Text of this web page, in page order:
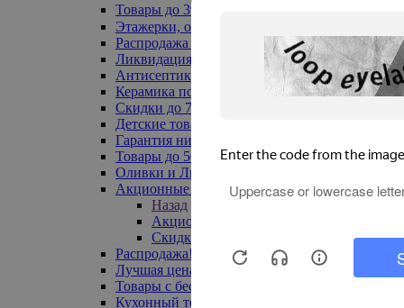
Товары до 399₽
Этажерки, обувницы
Распродажа текстиля до -50%
Ликвидация до -70%
Антисептики
Керамика по 129 руб
Скидки до 70%
Детские товары
Гарантия низкой цены
Товары до 500 руб
Оливки и Лимоны
Акционные товары
Назад
Акционные товары
Скидка 20% по промокоду
Распродажа! Ульяновск до -70%
Лучшая цена
Товары с бесплатной доставкой
Кухонный текстиль